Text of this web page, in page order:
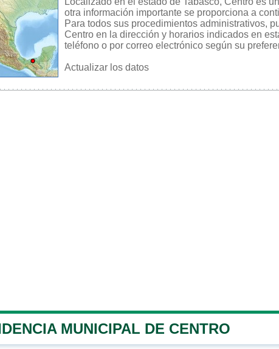
otra información importante se proporciona a
Para todos sus procedimientos administrativos,
Centro en la dirección y horarios indicados en
teléfono o por correo electrónico según su
Actualizar los datos
MUNICIPAL DE CENTRO